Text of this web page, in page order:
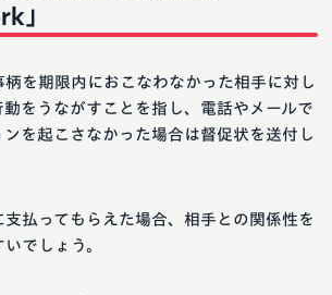
」
を期限内におこなわなかった相手に対し
をうながすことを指し、電話やメールで
を起こさなかった場合は督促状を送付し
払ってもらえた場合、相手との関係性を
でしょう。